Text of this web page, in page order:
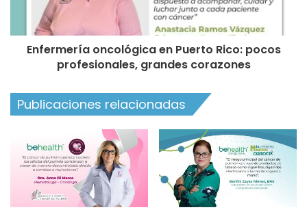
Enfermería oncológica en Puerto Rico: pocos
profesionales, grandes corazones
Publicaciones relacionadas